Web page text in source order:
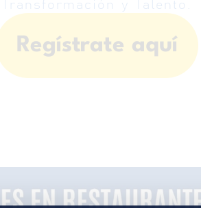
Transformación y Talento.
Regístrate aquí